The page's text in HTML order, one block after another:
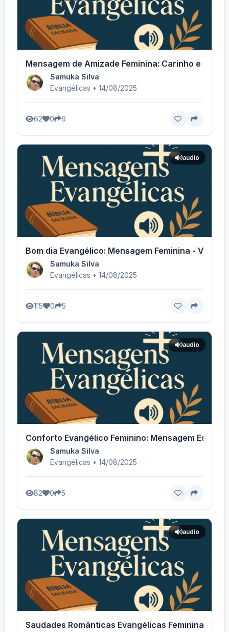
Mensagem de Amizade Feminina: Carinho e
Samuka Silva
Evangélicas • 14/08/2025
62 0 6
audio
Bom dia Evangélico: Mensagem Feminina - Voz
Samuka Silva
Evangélicas • 14/08/2025
115 0 5
audio
Conforto Evangélico Feminino: Mensagem
Samuka Silva
Evangélicas • 14/08/2025
82 0 5
audio
Saudades Românticas Evangélicas Femininas -